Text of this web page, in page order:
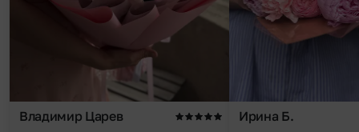
Владимир Царев Ирина Б.